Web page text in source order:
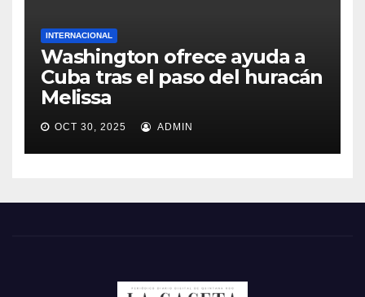
INTERNACIONAL
Washington ofrece ayuda a
Cuba tras el paso del huracán
Melissa
OCT 30, 2025 ADMIN